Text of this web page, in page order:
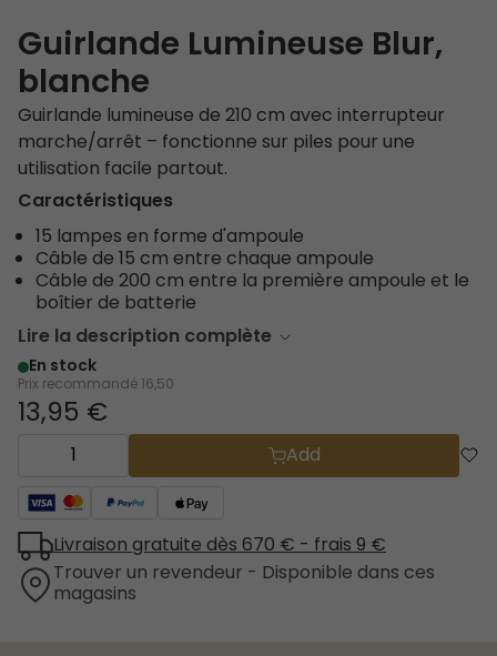
Guirlande Lumineuse Blur,
blanche
Guirlande lumineuse de 210 cm avec interrupteur
marche/arrêt – fonctionne sur piles pour une
utilisation facile partout.
Caractéristiques
15 lampes en forme d'ampoule
Câble de 15 cm entre chaque ampoule
Câble de 200 cm entre la première ampoule et le
boîtier de batterie
Lire la description complète
En stock
Prix recommandé 16,50
13,95 €
Add
Livraison gratuite dès 670 € - frais 9 €
Trouver un revendeur - Disponible dans ces
magasins